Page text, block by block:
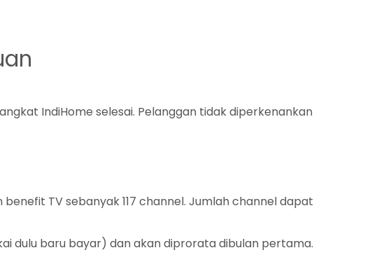
IndiHome selesai. Pelanggan tidak diperkenankan
TV sebanyak 117 channel. Jumlah channel dapat
dulu baru bayar) dan akan diprorata dibulan pertama.